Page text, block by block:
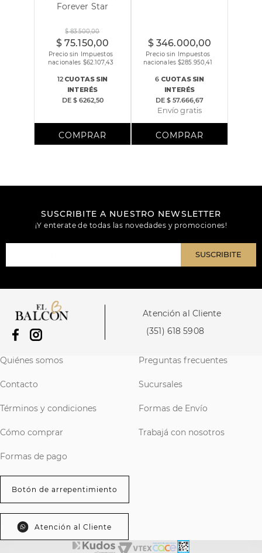
Forever Star
$ 83.500,00
$ 75.150,00
Precio sin Impuestos
nacionales $62.107,43
12CUOTAS SIN
INTERÉS
DE $ 6262,50
$ 346.000,00
Precio sin Impuestos
nacionales $285.950,41
6CUOTAS SIN
INTERÉS
DE $ 57.666,67
Envío gratis
SUSCRIBITE A NUESTRO NEWSLETTER
¡Y enterate de todas las novedades y promociones!
SUSCRIBITE
Atención al Cliente
(351) 618 5908
Quiénes somos Preguntas frecuentes
Contacto Sucursales
Términos y condiciones Formas de Envío
Cómo comprar Trabajá con nosotros
Formas de pago
Botón de arrepentimiento
Atención al Cliente